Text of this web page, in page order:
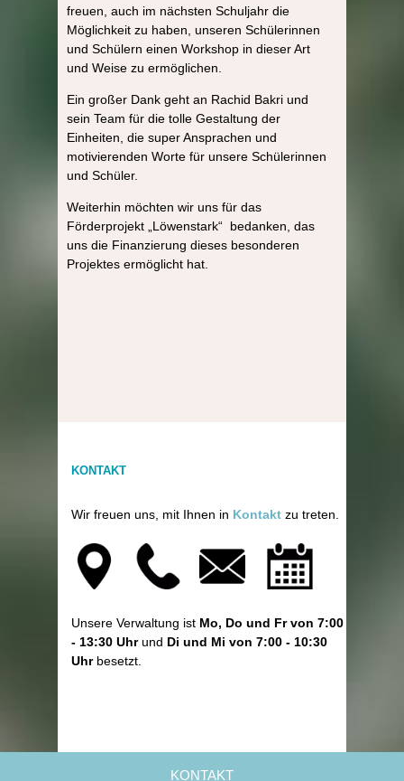
freuen, auch im nächsten Schuljahr die
Möglichkeit zu haben, unseren Schülerinnen
und Schülern einen Workshop in dieser Art
und Weise zu ermöglichen.
Ein großer Dank geht an Rachid Bakri und
sein Team für die tolle Gestaltung der
Einheiten, die super Ansprachen und
motivierenden Worte für unsere Schülerinnen
und Schüler.
Weiterhin möchten wir uns für das
Förderprojekt „Löwenstark“ bedanken, das
uns die Finanzierung dieses besonderen
Projektes ermöglicht hat.
KONTAKT
Wir freuen uns, mit Ihnen in Kontakt zu treten.
Unsere Verwaltung ist Mo, Do und Fr von 7:00
- 13:30 Uhrund Di und Mi von 7:00 - 10:30
Uhrbesetzt.
KONTAKT